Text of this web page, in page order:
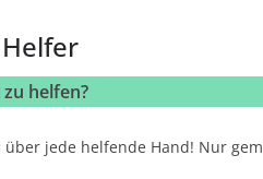
helfen?
jede helfende Hand! Nur